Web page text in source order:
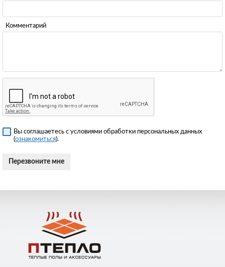
Комментарий
Вы соглашаетесь с условиями обработки персональных данных
(ознакомиться).